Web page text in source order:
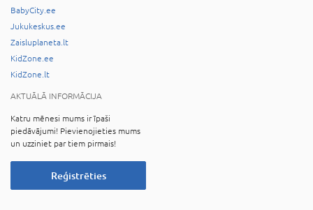
BabyCity.ee
Jukukeskus.ee
Zaisluplaneta.lt
KidZone.ee
KidZone.lt
AKTUĀLĀ INFORMĀCIJA
Katru mēnesi mums ir īpaši
piedāvājumi! Pievienojieties mums
un uzziniet par tiem pirmais!
Reģistrēties